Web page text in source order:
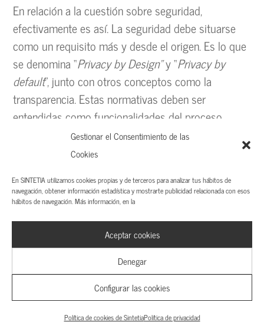
Gestionar el Consentimiento de las
Cookies
En SINTETIA utilizamos cookies propias y de terceros para analizar tus hábitos de
navegación, obtener información estadística y mostrarte publicidad relacionada con esos
hábitos de navegación. Más información, en la
Aceptar cookies
Denegar
Configurar las cookies
Política de cookies de SintetiaPolítica de privacidad
En relación a la cuestión sobre seguridad,
efectivamente es así. La seguridad debe situarse
como un requisito más y desde el origen. Es lo que
se denomina “Privacy by Design”y “Privacy by
default”, junto con otros conceptos como la
transparencia. Estas normativas deben ser
entendidas como funcionalidades del proceso.
Otro de los puntos clave sobre la seguridad del
trámite es contextualizarlo de forma adecuada,
buscando su proporcionalidad con la facilidad de
acceso a la información (usabilidad). Un foco muy
elevado en seguridad podría generar una barrera de
acceso a la información, lo cual es un efecto no
deseado. La tendencia actual pasa por reformular
los mecanismos de identificación y firma por
niveles. Un claro ejemplo lo tenemos con el
sistemaCl@ve.